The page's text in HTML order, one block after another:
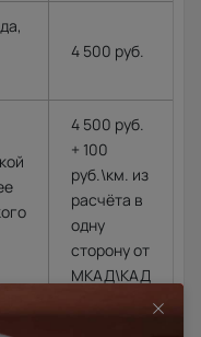
4 500 руб.
4 500 руб.
+ 100
руб.\км. из
расчёта в
одну
сторону от
МКАД\КАД